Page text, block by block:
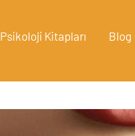
Psikoloji Kitapları Blog